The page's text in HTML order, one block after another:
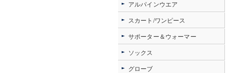
アルパインウエア
スカート/ワンピース
サポーター＆ウォーマー
ソックス
グローブ